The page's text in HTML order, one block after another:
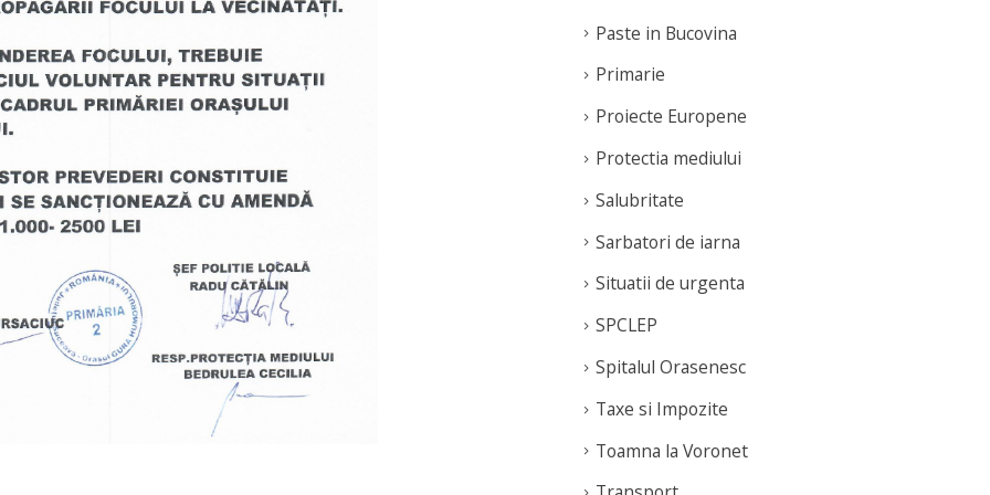
Paste in Bucovina
Primarie
Proiecte Europene
Protectia mediului
Salubritate
Sarbatori de iarna
Situatii de urgenta
SPCLEP
Spitalul Orasenesc
Taxe si Impozite
Toamna la Voronet